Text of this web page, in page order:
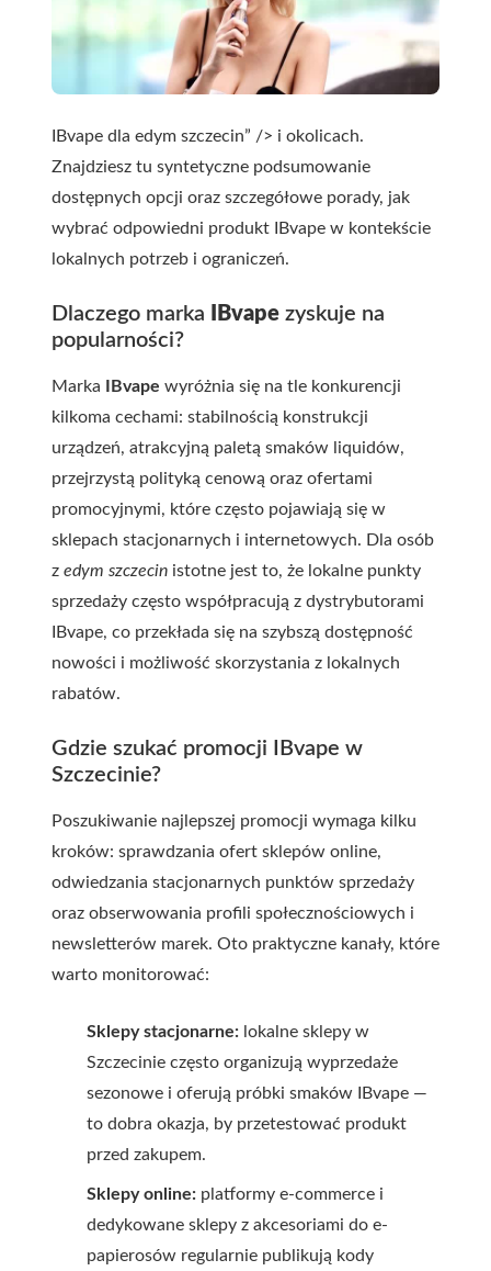
IBvape dla edym szczecin” /> i okolicach.
Znajdziesz tu syntetyczne podsumowanie
dostępnych opcji oraz szczegółowe porady, jak
wybrać odpowiedni produkt IBvape w kontekście
lokalnych potrzeb i ograniczeń.
Dlaczego marka IBvape zyskuje na
popularności?
Marka IBvape wyróżnia się na tle konkurencji
kilkoma cechami: stabilnością konstrukcji
urządzeń, atrakcyjną paletą smaków liquidów,
przejrzystą polityką cenową oraz ofertami
promocyjnymi, które często pojawiają się w
sklepach stacjonarnych i internetowych. Dla osób
z edym szczecin istotne jest to, że lokalne punkty
sprzedaży często współpracują z dystrybutorami
IBvape, co przekłada się na szybszą dostępność
nowości i możliwość skorzystania z lokalnych
rabatów.
Gdzie szukać promocji IBvape w
Szczecinie?
Poszukiwanie najlepszej promocji wymaga kilku
kroków: sprawdzania ofert sklepów online,
odwiedzania stacjonarnych punktów sprzedaży
oraz obserwowania profili społecznościowych i
newsletterów marek. Oto praktyczne kanały, które
warto monitorować:
Sklepy stacjonarne: lokalne sklepy w
Szczecinie często organizują wyprzedaże
sezonowe i oferują próbki smaków IBvape —
to dobra okazja, by przetestować produkt
przed zakupem.
Sklepy online: platformy e-commerce i
dedykowane sklepy z akcesoriami do e-
papierosów regularnie publikują kody